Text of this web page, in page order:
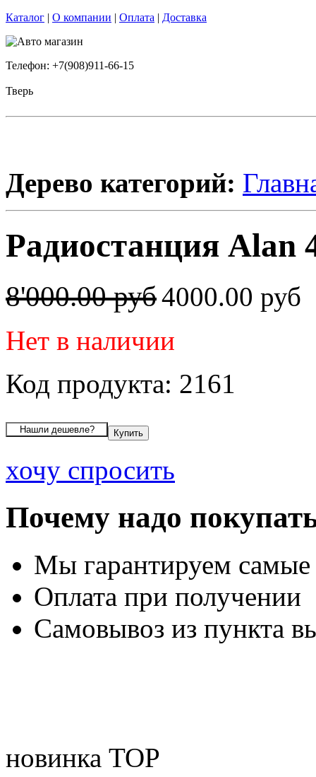
Каталог | О компании | Оплата | Доставка
Телефон: +7(908)911-66-15
Тверь
Дерево категорий:
Радиостанция Alan
8'000.00 руб4000.00 руб
Нет в наличии
Код продукта: 2161
хочу спросить
Почему надо
Мы гарантируем
Оплата при получении
Самовывоз из пункта
новинка TOP